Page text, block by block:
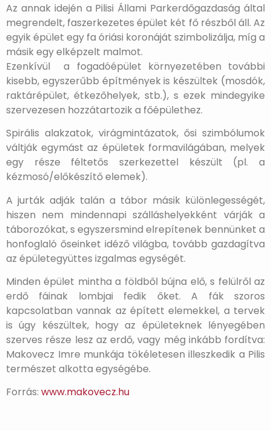
Az annak idején a Pilisi Állami Parkerdőgazdaság által
megrendelt, faszerkezetes épület két fő részből áll. Az
egyik épület egy fa óriási koronáját szimbolizálja, míg a
másik egy elképzelt malmot.
Ezenkívül a fogadóépület környezetében további
kisebb, egyszerűbb építmények is készültek (mosdók,
raktárépület, étkezőhelyek, stb.), s ezek mindegyike
szervezesen hozzátartozik a főépülethez.
Spirális alakzatok, virágmintázatok, ősi szimbólumok
váltják egymást az épületek formavilágában, melyek
egy része féltetős szerkezettel készült (pl. a
kézmosó/előkészítő elemek).
A jurták adják talán a tábor másik különlegességét,
hiszen nem mindennapi szálláshelyekként várják a
táborozókat, s egyszersmind elrepítenek bennünket a
honfoglaló őseinket idéző világba, tovább gazdagítva
az épületegyüttes izgalmas egységét.
Minden épület mintha a földből bújna elő, s felülről az
erdő fáinak lombjai fedik őket. A fák szoros
kapcsolatban vannak az épített elemekkel, a tervek
is úgy készültek, hogy az épületeknek lényegében
szerves része lesz az erdő, vagy még inkább fordítva:
Makovecz Imre munkája tökéletesen illeszkedik a Pilis
természet alkotta egységébe.
Forrás: www.makovecz.hu